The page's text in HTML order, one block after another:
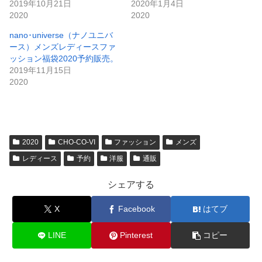
2019年10月21日
2020
2020年1月4日
2020
nano･universe（ナノユニバ
ース）メンズレディースファ
ッション福袋2020予約販売。
2019年11月15日
2020
2020 CHO-CO-VI ファッション
メンズ
レディース
予約 洋服 通販
シェアする
X Facebook はてブ
LINE Pinterest コピー